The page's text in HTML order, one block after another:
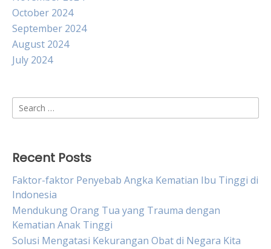
October 2024
September 2024
August 2024
July 2024
Search
for:
Recent Posts
Faktor-faktor Penyebab Angka Kematian Ibu Tinggi di
Indonesia
Mendukung Orang Tua yang Trauma dengan
Kematian Anak Tinggi
Solusi Mengatasi Kekurangan Obat di Negara Kita